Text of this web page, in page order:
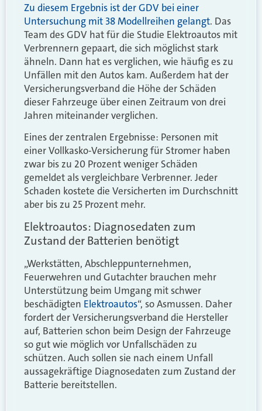
Zu diesem Ergebnis ist der GDV bei einer
Untersuchung mit 38 Modellreihen gelangt. Das
Team des GDV hat für die Studie Elektroautos mit
Verbrennern gepaart, die sich möglichst stark
ähneln. Dann hat es verglichen, wie häufig es zu
Unfällen mit den Autos kam. Außerdem hat der
Versicherungsverband die Höhe der Schäden
dieser Fahrzeuge über einen Zeitraum von drei
Jahren miteinander verglichen.
Eines der zentralen Ergebnisse: Personen mit
einer Vollkasko-Versicherung für Stromer haben
zwar bis zu 20 Prozent weniger Schäden
gemeldet als vergleichbare Verbrenner. Jeder
Schaden kostete die Versicherten im Durchschnitt
aber bis zu 25 Prozent mehr.
Elektroautos: Diagnosedaten zum
Zustand der Batterien benötigt
„Werkstätten, Abschleppunternehmen,
Feuerwehren und Gutachter brauchen mehr
Unterstützung beim Umgang mit schwer
beschädigten Elektroautos“, so Asmussen. Daher
fordert der Versicherungsverband die Hersteller
auf, Batterien schon beim Design der Fahrzeuge
so gut wie möglich vor Unfallschäden zu
schützen. Auch sollen sie nach einem Unfall
aussagekräftige Diagnosedaten zum Zustand der
Batterie bereitstellen.